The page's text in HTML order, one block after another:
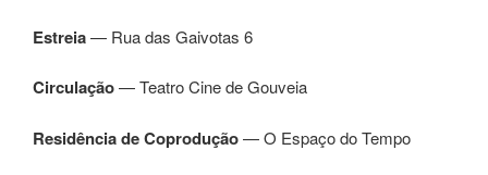
Estreia— Rua das Gaivotas 6
Circulação— Teatro Cine de Gouveia
Residência de Coprodução— O Espaço do Tempo